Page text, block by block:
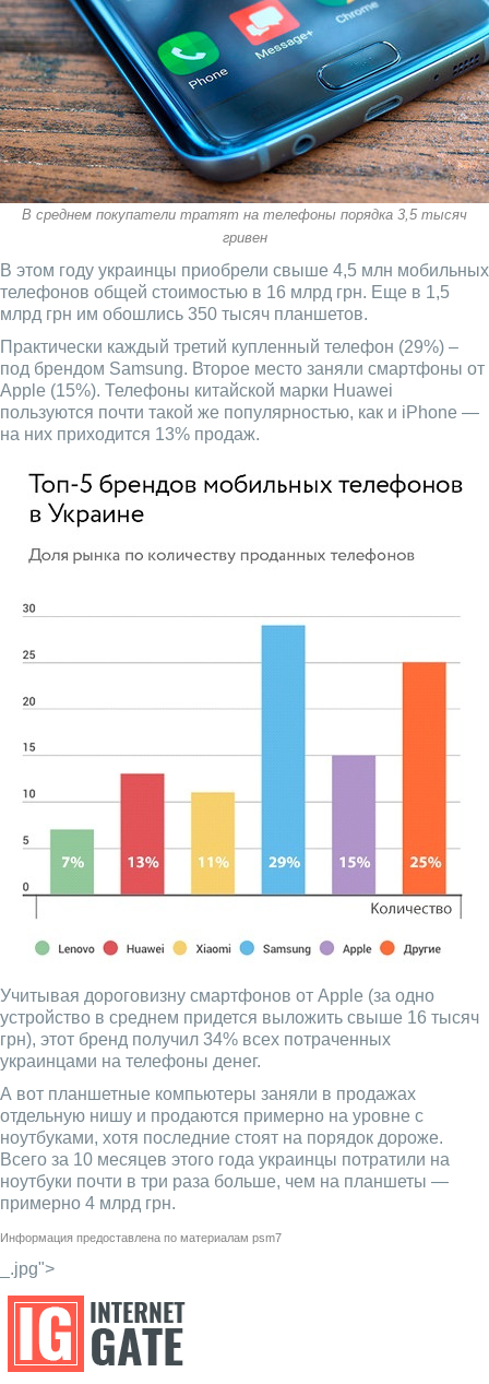
В среднем покупатели тратят на телефоны порядка 3,5 тысяч
гривен
В этом году украинцы приобрели свыше 4,5 млн мобильных
телефонов общей стоимостью в 16 млрд грн. Еще в 1,5
млрд грн им обошлись 350 тысяч планшетов.
Практически каждый третий купленный телефон (29%) –
под брендом Samsung. Второе место заняли смартфоны от
Apple (15%). Телефоны китайской марки Huawei
пользуются почти такой же популярностью, как и iPhone —
на них приходится 13% продаж.
Учитывая дороговизну смартфонов от Apple (за одно
устройство в среднем придется выложить свыше 16 тысяч
грн), этот бренд получил 34% всех потраченных
украинцами на телефоны денег.
А вот планшетные компьютеры заняли в продажах
отдельную нишу и продаются примерно на уровне с
ноутбуками, хотя последние стоят на порядок дороже.
Всего за 10 месяцев этого года украинцы потратили на
ноутбуки почти в три раза больше, чем на планшеты —
примерно 4 млрд грн.
Информация предоставлена по материалам psm7
_.jpg">